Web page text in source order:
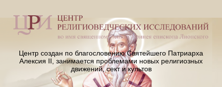
Центр создан по благословению Святейшего Патриарха
Алексия II, занимается проблемами новых религиозных
движений, сект и культов